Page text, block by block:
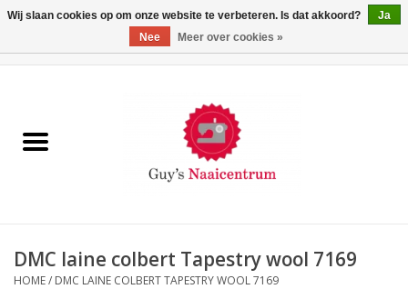
Machines
DMC laine colbert Tapestry wool 7169
HOME/ DMC LAINE COLBERT TAPESTRY WOOL 7169
Wij slaan cookies op om onze website te verbeteren. Is dat akkoord?
Ja
Nee
Meer over cookies »